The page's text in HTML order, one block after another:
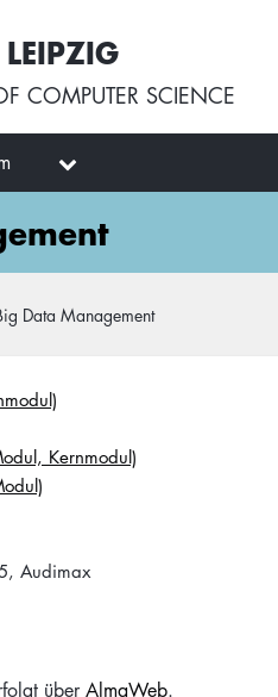
COMPUTER SCIENCE
Data Management
Kernmodul)
Audimax
über AlmaWeb.